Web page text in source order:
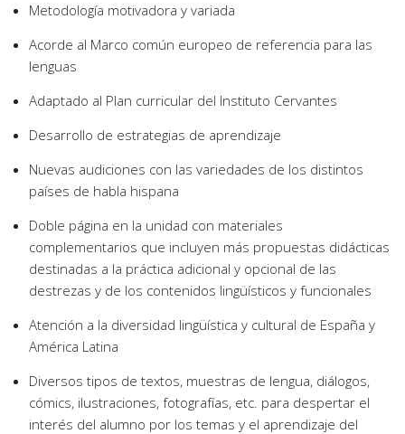
Metodología motivadora y variada
Acorde al Marco común europeo de referencia para las
lenguas
Adaptado al Plan curricular del Instituto Cervantes
Desarrollo de estrategias de aprendizaje
Nuevas audiciones con las variedades de los distintos
países de habla hispana
Doble página en la unidad con materiales
complementarios que incluyen más propuestas didácticas
destinadas a la práctica adicional y opcional de las
destrezas y de los contenidos lingüísticos y funcionales
Atención a la diversidad lingüística y cultural de España y
América Latina
Diversos tipos de textos, muestras de lengua, diálogos,
cómics, ilustraciones, fotografías, etc. para despertar el
interés del alumno por los temas y el aprendizaje del